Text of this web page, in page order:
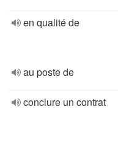
en qualité de
au poste de
conclure un contrat